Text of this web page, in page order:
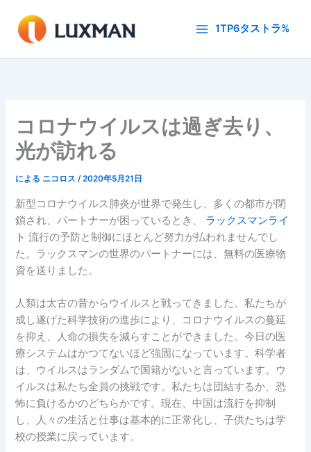
ス
1TP6タストラ%
コロナウイルスは過ぎ去り、
光が訪れる
による ニコロス/2020年5月21日
新型コロナウイルス肺炎が世界で発生し、多くの都市が閉
鎖され、パートナーが困っているとき、 ラックスマンライ
ト 流行の予防と制御にほとんど努力が払われませんでし
た。ラックスマンの世界のパートナーには、無料の医療物
資を送りました。
人類は太古の昔からウイルスと戦ってきました。私たちが
成し遂げた科学技術の進歩により、コロナウイルスの蔓延
を抑え、人命の損失を減らすことができました。今日の医
療システムはかつてないほど強固になっています。科学者
は、ウイルスはランダムで国籍がないと言っています。ウ
イルスは私たち全員の挑戦です。私たちは団結するか、恐
怖に負けるかのどちらかです。現在、中国は流行を抑制
し、人々の生活と仕事は基本的に正常化し、子供たちは学
校の授業に戻っています。